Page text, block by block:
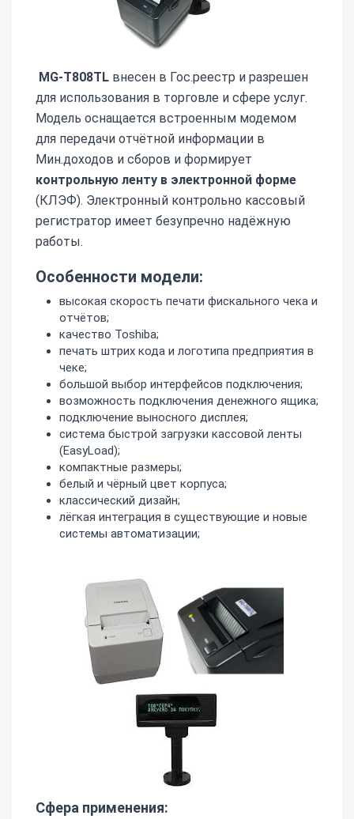
MG-T808TL внесен в Гос.реестр и разрешен
для использования в торговле и сфере услуг.
Модель оснащается встроенным модемом
для передачи отчётной информации в
Мин.доходов и сборов и формирует
контрольную ленту в электронной форме
(КЛЭФ). Электронный контрольно кассовый
регистратор имеет безупречно надёжную
работы.
Особенности модели:
высокая скорость печати фискального чека и
отчётов;
качество Toshiba;
печать штрих кода и логотипа предприятия в
чеке;
большой выбор интерфейсов подключения;
возможность подключения денежного ящика;
подключение выносного дисплея;
система быстрой загрузки кассовой ленты
(EasyLoad);
компактные размеры;
белый и чёрный цвет корпуса;
классический дизайн;
лёгкая интеграция в существующие и новые
системы автоматизации;
Сфера применения: